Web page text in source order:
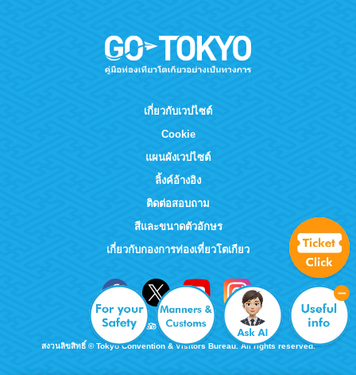
เกี่ยวกับเวปไซต์
Cookie
แผนผังเวปไซต์
ลิ้งค์อ้างอิง
ติดต่อสอบถาม
สีและขนาดตัวอักษร
เกี่ยวกับกองการท่องเที่ยวโตเกียว
สงวนลิขสิทธิ์ © Tokyo Convention & Visitors Bureau. All rights reserved.